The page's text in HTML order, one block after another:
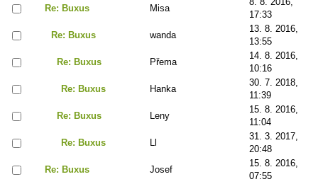
Re: Buxus
Misa
17:33
Re: Buxus
wanda
13. 8. 2016,
13:55
Re: Buxus
Přema
14. 8. 2016,
10:16
Re: Buxus
Hanka
30. 7. 2018,
11:39
Re: Buxus
Leny
15. 8. 2016,
11:04
Re: Buxus
Ll
31. 3. 2017,
20:48
Re: Buxus
Josef
15. 8. 2016,
07:55